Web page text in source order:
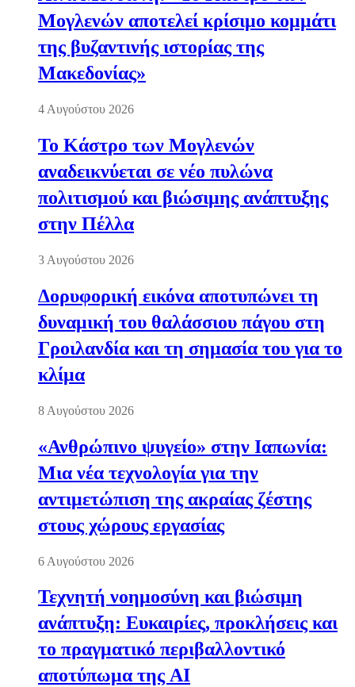
Μογλενών αποτελεί κρίσιμο κομμάτι
της βυζαντινής ιστορίας της
Μακεδονίας»
4 Αυγούστου 2026
Το Κάστρο των Μογλενών
αναδεικνύεται σε νέο πυλώνα
πολιτισμού και βιώσιμης ανάπτυξης
στην Πέλλα
3 Αυγούστου 2026
Δορυφορική εικόνα αποτυπώνει τη
δυναμική του θαλάσσιου πάγου στη
Γροιλανδία και τη σημασία του για το
κλίμα
8 Αυγούστου 2026
«Ανθρώπινο ψυγείο» στην Ιαπωνία:
Μια νέα τεχνολογία για την
αντιμετώπιση της ακραίας ζέστης
στους χώρους εργασίας
6 Αυγούστου 2026
Τεχνητή νοημοσύνη και βιώσιμη
ανάπτυξη: Ευκαιρίες, προκλήσεις και
το πραγματικό περιβαλλοντικό
αποτύπωμα της AI